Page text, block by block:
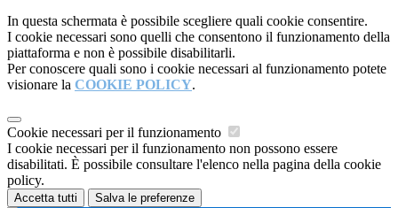
In questa schermata è possibile scegliere quali cookie consentire.
I cookie necessari sono quelli che consentono il funzionamento della
piattaforma e non è possibile disabilitarli.
Per conoscere quali sono i cookie necessari al funzionamento potete
visionare la COOKIE POLICY.
Cookie necessari per il funzionamento
I cookie necessari per il funzionamento non possono essere
disabilitati. È possibile consultare l'elenco nella pagina della cookie
policy.
Accetta tutti Salva le preferenze